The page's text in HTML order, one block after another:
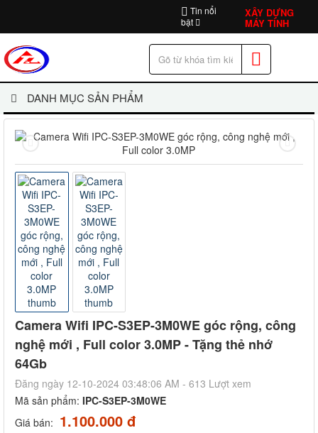
Tin nổi
bật
XÂY DỰNG
MÁY TÍNH
DANH MỤC SẢN PHẨM
Camera Wifi IPC-S3EP-3M0WE góc rộng, công
nghệ mới , Full color 3.0MP - Tặng thẻ nhớ
64Gb
Đăng ngày 12-10-2024 03:48:06 AM - 613 Lượt xem
Mã sản phẩm: IPC-S3EP-3M0WE
Giá bán: 1.100.000 đ